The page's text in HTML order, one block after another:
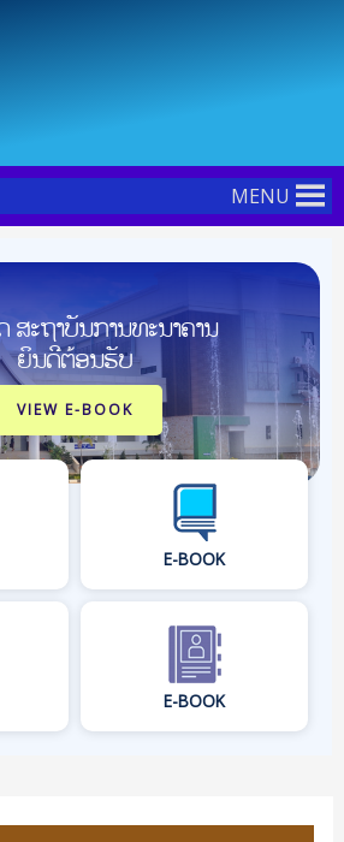
MENU
ະຖາບັນການທະນາຄານ
ຍິນດີຕ້ອນຮັບ
VIEW E-BOOK
E-BOOK
E-BOOK